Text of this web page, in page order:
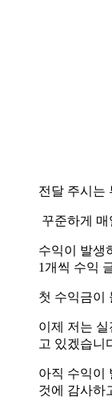
전달 주시는
꾸준하게
수익이 발생
1개씩 수익
첫 수익금이
이제 저는
고 있겠습니
아직 수익이
것에 감사하